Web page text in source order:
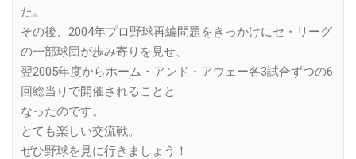
た。
その後、2004年プロ野球再編問題をきっかけにセ・リーグ
の一部球団が歩み寄りを見せ、
翌2005年度からホーム・アンド・アウェー各3試合ずつの6
回総当りで開催されることと
なったのです。
とても楽しい交流戦。
ぜひ野球を見に行きましょう！